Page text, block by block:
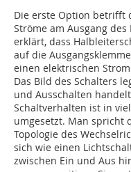
Die erste Option betrifft
Ströme am Ausgang
erklärt, dass
auf die
einen elektrischen
Das Bild des Schalters
und Ausschalten
Schaltverhalten ist in
umgesetzt. Man spricht
Topologie des
sich wie einen
zwischen Ein und Aus